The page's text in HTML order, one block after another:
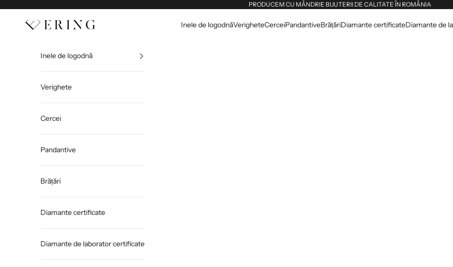
PRODUCEM CU MÂNDRIE BIJUTERII DE CALITATE ÎN ROMÂNIA
Ering Inele de logodnăVerigheteCerceiPandantiveBrățăriDiamante certificateDiamante de
Inele de logodnă
Verighete
Cercei
Pandantive
Brățări
Diamante certificate
Diamante de laborator certificate